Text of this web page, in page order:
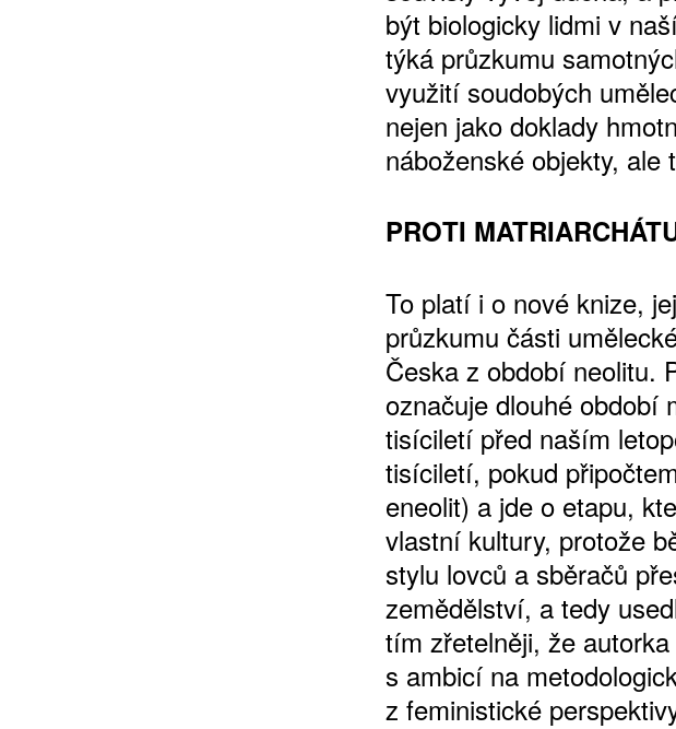
být biologicky lidmi v
týká průzkumu
využití soudobých
nejen jako doklady
náboženské objekty,
PROTI
To platí i o nové knize,
průzkumu části
Česka z období neolitu.
označuje dlouhé období
tisíciletí před naším
tisíciletí, pokud
eneolit) a jde o etapu,
vlastní kultury, protože
stylu lovců a sběračů
zemědělství, a tedy
tím zřetelněji, že
s ambicí na
z feministické
365 DNÍ ONLINE VERZE
KOUPIT PŘEDPLATNÉ